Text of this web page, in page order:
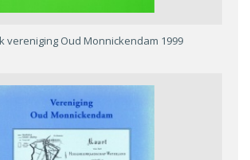
vereniging Oud Monnickendam 1999